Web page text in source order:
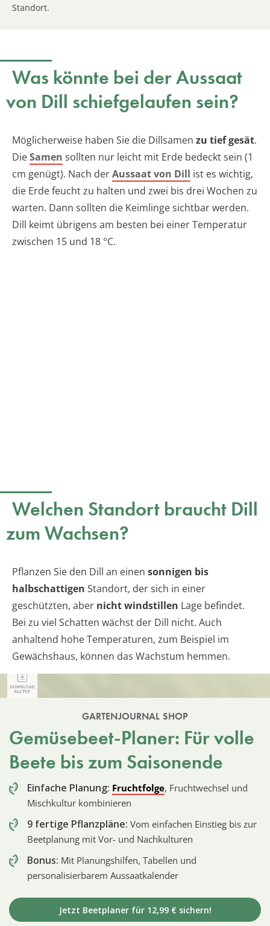
Standort.
Was könnte bei der Aussaat
von Dill schiefgelaufen sein?
Möglicherweise haben Sie die Dillsamen zu tief gesät.
DieSamen sollten nur leicht mit Erde bedeckt sein (1
cm genügt). Nach derAussaat von Dill ist es wichtig,
die Erde feucht zu halten und zwei bis drei Wochen zu
warten. Dann sollten die Keimlinge sichtbar werden.
Dill keimt übrigens am besten bei einer Temperatur
zwischen 15 und 18 °C.
Welchen Standort braucht Dill
zum Wachsen?
Pflanzen Sie den Dill an einen sonnigen bis
halbschattigen Standort, der sich in einer
geschützten, aber nicht windstillen Lage befindet.
Bei zu viel Schatten wächst der Dill nicht. Auch
anhaltend hohe Temperaturen, zum Beispiel im
Gewächshaus, können das Wachstum hemmen.
GARTENJOURNAL SHOP
Gemüsebeet-Planer: Für volle
Beete bis zum Saisonende
Einfache Planung: Fruchtfolge, Fruchtwechsel und
Mischkultur kombinieren
9 fertige Pflanzpläne: Vom einfachen Einstieg bis zur
Beetplanung mit Vor- und Nachkulturen
Bonus: Mit Planungshilfen, Tabellen und
personalisierbarem Aussaatkalender
Jetzt Beetplaner für 12,99 € sichern!